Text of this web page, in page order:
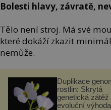
Bolesti hlavy, závratě,
Tělo není stroj. Má své
které dokáží zkazit
nemůže.
Duplikace
rostlin: Skrytá
genetická zátěž
evoluční výhoda